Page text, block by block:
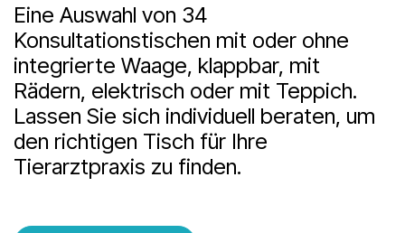
Eine Auswahl von 34
Konsultationstischen mit oder ohne
integrierte Waage, klappbar, mit
Rädern, elektrisch oder mit Teppich.
Lassen Sie sich individuell beraten, um
den richtigen Tisch für Ihre
Tierarztpraxis zu finden.